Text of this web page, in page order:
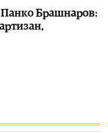
Брашнаров:
„Силно